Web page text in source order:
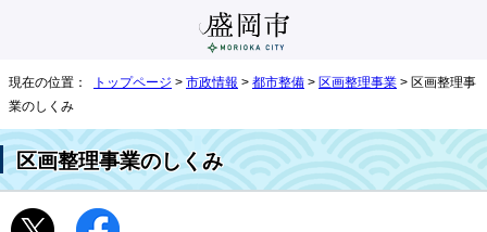
現在の位置： トップページ > 市政情報 > 都市整備 > 区画整理事業 > 区画整理事
業のしくみ
区画整理事業のしくみ